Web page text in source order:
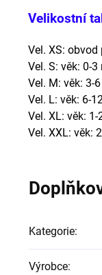
Velikostní
Vel. XS:
Vel. S: věk: 0-
Vel. M: věk: 3-
Vel. L: věk: 6-
Vel. XL: věk:
Vel. XXL: věk:
Kategorie:
Výrobce: